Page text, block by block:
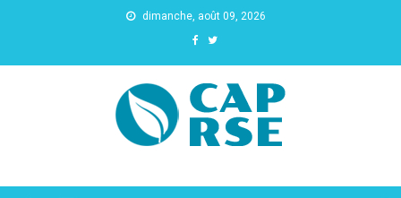
dimanche, août 09, 2026